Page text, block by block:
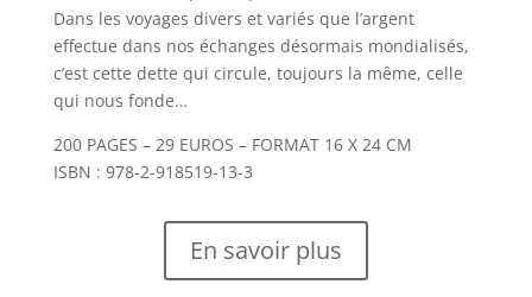
Dans les voyages divers et variés que l’argent
effectue dans nos échanges désormais mondialisés,
c’est cette dette qui circule, toujours la même, celle
qui nous fonde…
200 PAGES – 29 EUROS – FORMAT 16 X 24 CM
ISBN : 978-2-918519-13-3
En savoir plus